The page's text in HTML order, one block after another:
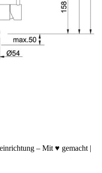
– Mit ♥ gemacht |